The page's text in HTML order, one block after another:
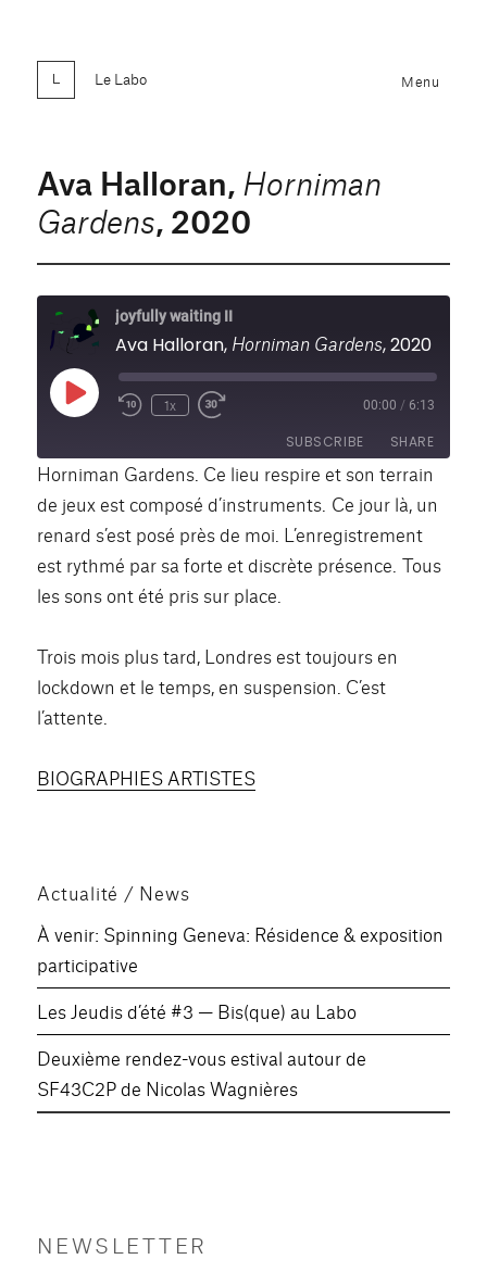
Le Labo Menu
Ava Halloran, Horniman
Gardens, 2020
joyfully waiting II
Ava Halloran, Horniman Gardens, 2020
Play
EpisodeRewind
1x Fast
seconds
00:00 / 6:13
SUBSCRIBE SHARE
RSS FEED
SHARE
EMBED
Horniman Gardens. Ce lieu respire et son terrain
de jeux est composé d’instruments. Ce jour là, un
renard s’est posé près de moi. L’enregistrement
est rythmé par sa forte et discrète présence. Tous
les sons ont été pris sur place.
Trois mois plus tard, Londres est toujours en
lockdown et le temps, en suspension. C’est
l’attente.
BIOGRAPHIES ARTISTES
Actualité / News
À venir: Spinning Geneva: Résidence & exposition
participative
Les Jeudis d’été #3 — Bis(que) au Labo
Deuxième rendez-vous estival autour de
SF43C2P de Nicolas Wagnières
NEWSLETTER